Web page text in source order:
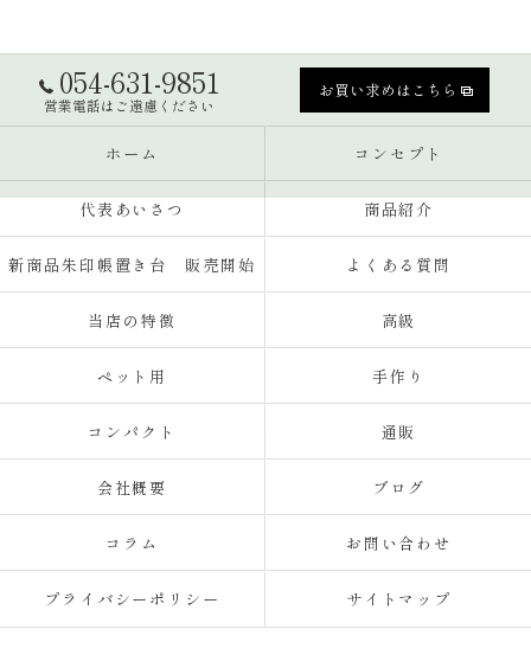
054-631-9851
営業電話はご遠慮ください
お買い求めはこちら
ホーム コンセプト
代表あいさつ 商品紹介
新商品朱印帳置き台 販売開始 よくある質問
当店の特徴 高級
ペット用 手作り
コンパクト 通販
会社概要 ブログ
コラム お問い合わせ
プライバシーポリシー サイトマップ